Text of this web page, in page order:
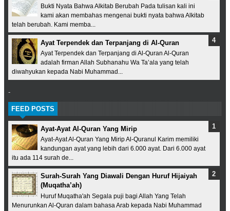
Bukti Nyata Bahwa Alkitab Berubah Pada tulisan kali ini
kami akan membahas mengenai bukti nyata bahwa Alkitab
telah berubah. Kami memba...
Ayat Terpendek dan Terpanjang di Al-Quran
Ayat Terpendek dan Terpanjang di Al-Quran Al-Quran
adalah firman Allah Subhanahu Wa Ta’ala yang telah
diwahyukan kepada Nabi Muhammad...
-
FEED POSTS
Ayat-Ayat Al-Quran Yang Mirip
Ayat-Ayat Al-Quran Yang Mirip Al-Quranul Karim memiliki
kandungan ayat yang lebih dari 6.000 ayat. Dari 6.000 ayat
itu ada 114 surah de...
Surah-Surah Yang Diawali Dengan Huruf Hijaiyah
(Muqatha’ah)
Huruf Muqatha'ah Segala puji bagi Allah Yang Telah
Menurunkan Al-Quran dalam bahasa Arab kepada Nabi Muhammad